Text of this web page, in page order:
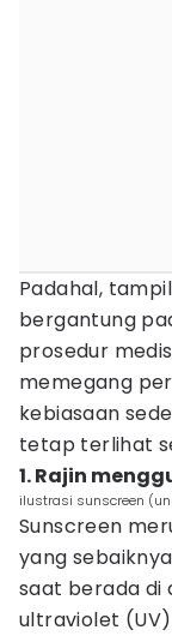
Padahal,
bergantung
prosedur
memegang
kebiasaan
tetap terlihat
1. Rajin
ilustrasi sunscreen
Sunscreen
yang
saat berada di
ultraviolet